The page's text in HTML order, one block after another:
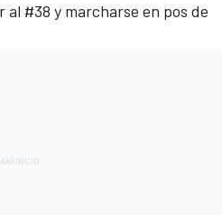
#38 y marcharse en pos de